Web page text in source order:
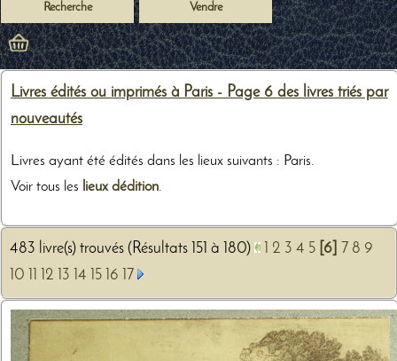
Recherche Vendre
Livres édités ou imprimés à Paris - Page 6 des livres triés par
nouveautés
Livres ayant été édités dans les lieux suivants : Paris.
Voir tous les lieux dédition.
483 livre(s) trouvés (Résultats 151 à 180) 2 3 4 5 [6] 7 8 9
10
12 13 14 15 16 17